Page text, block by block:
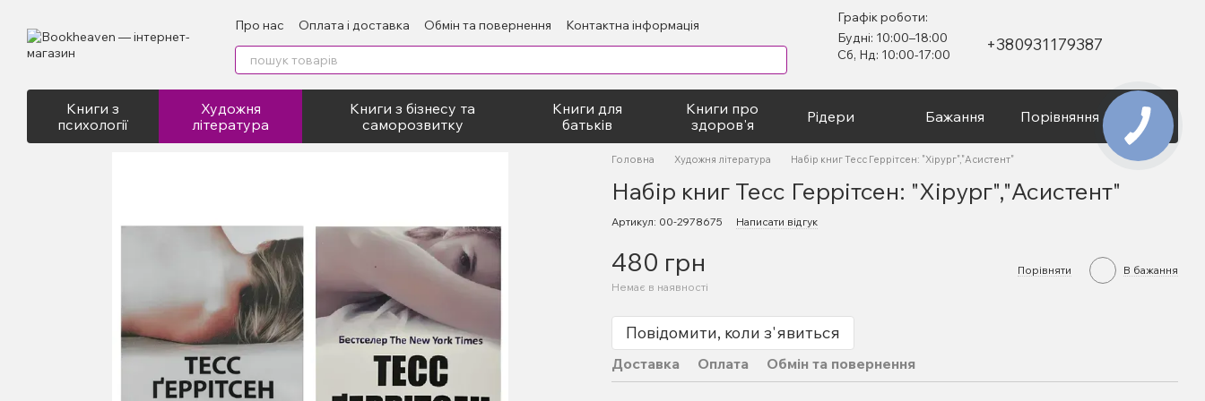
Про нас Оплата і доставка Обмін та повернення
Контактна інформація
Відгуки про магазин
Публічний договір
Графік роботи:
Будні: 10:00–18:00
Сб, Нд: 10:00-17:00
+380931179387
Книги з
психології
Художня
література
Книги з бізнесу та
саморозвитку
Книги для
батьків
Книги про
здоров'я
Рідери Бажання Порівняння Вхід
Головна Художня література Набір книг Тесс Геррітсен: "Хірург","Асистент"
Набір книг Тесс Геррітсен: "Хірург","Асистент"
Артикул: 00-2978675 Написати відгук
480 грн
Немає в наявності
Порівняти В бажання
Повідомити, коли з'явиться
Доставка Оплата Обмін та повернення